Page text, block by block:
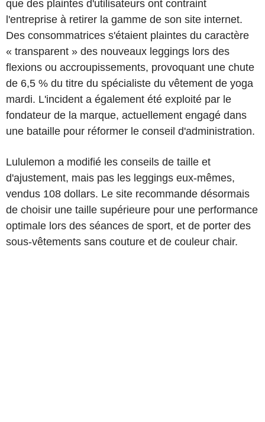
que des plaintes d'utilisateurs ont contraint
l'entreprise à retirer la gamme de son site internet.
Des consommatrices s'étaient plaintes du caractère
« transparent » des nouveaux leggings lors des
flexions ou accroupissements, provoquant une chute
de 6,5 % du titre du spécialiste du vêtement de yoga
mardi. L'incident a également été exploité par le
fondateur de la marque, actuellement engagé dans
une bataille pour réformer le conseil d'administration.
Lululemon a modifié les conseils de taille et
d'ajustement, mais pas les leggings eux-mêmes,
vendus 108 dollars. Le site recommande désormais
de choisir une taille supérieure pour une performance
optimale lors des séances de sport, et de porter des
sous-vêtements sans couture et de couleur chair.